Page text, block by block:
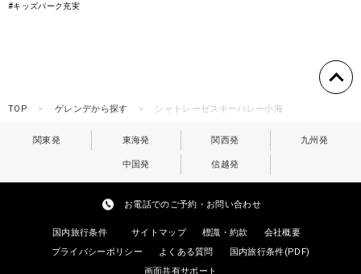
#キッズパーク充実
TOP ゲレンデから探す シャトレーゼスキーバレー小海
関東発 東海発 関西発 九州発
中国発 信越発
お電話でのご予約・お問い合わせ
国内旅行条件 サイトマップ 標識・約款
会社概要
プライバシーポリシー
よくある質問
国内旅行条件(PDF)
画面共有サポート